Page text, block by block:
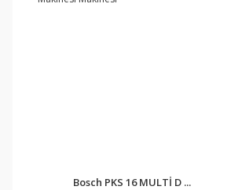
Bosch PKS 16 MULTİ D ...